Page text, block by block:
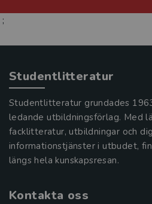
;
Studentlitteratur
Studentlitteratur grundades
ledande utbildningsförlag. Med
facklitteratur, utbildningar och
informationstjänster i utbudet,
längs hela kunskapsresan.
Kontakta oss